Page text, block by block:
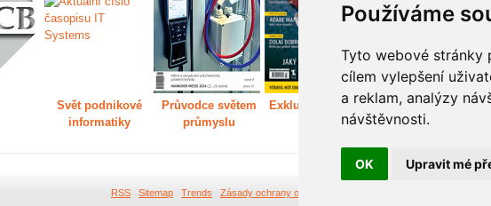
Používáme
Tyto webové stránky
cílem vylepšení
a reklam, analýzy
návštěvnosti.
OK Upravit mé
Svět podnikové
informatiky
Průvodce světem
průmyslu
Exkluzivně světem
Děláme Brno větší
RSS Sitemap Trends Zásady ochrany osobních údajů